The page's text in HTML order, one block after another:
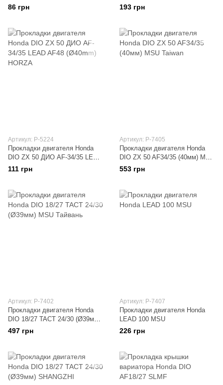
SHANGZHI
86 грн
24/30 (Ø47мм) KOMATCU
(mod.A)
193 грн
Артикул: P-5224
Прокладки двигателя Honda
DIO ZX 50 ДИО AF-34/35 LEAD
AF48 (Ø40mm) HORZA
111 грн
Артикул: P-7405
Прокладки двигателя Honda
DIO ZX 50 AF34/35 (40мм) MSU
Taiwan
553 грн
Артикул: P-7402
Прокладки двигателя Honda
DIO 18/27 TACT 24/30 (Ø39мм)
MSU Тайвань
497 грн
Артикул: P-7407
Прокладки двигателя Honda
LEAD 100 MSU
226 грн